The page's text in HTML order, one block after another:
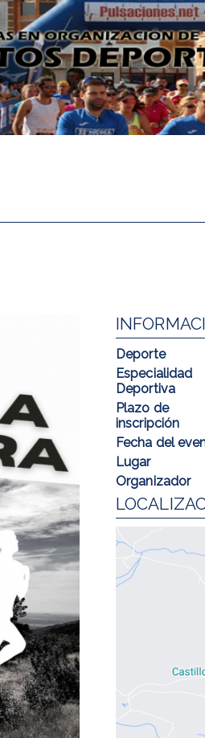
Deporte
Especialidad
Deportiva
Plazo de
inscripción
Fecha del
Lugar
Organizador